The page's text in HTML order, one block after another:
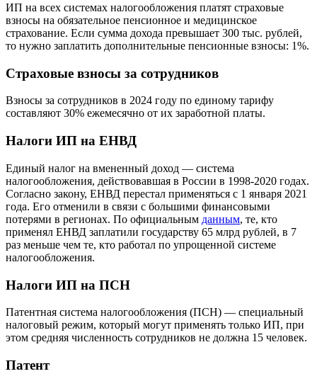
ИП на всех системах налогообложения платят страховые
взносы на обязательное пенсионное и медицинское
страхование. Если сумма дохода превышает 300 тыс. рублей,
то нужно заплатить дополнительные пенсионные взносы: 1%.
Страховые взносы за сотрудников
Взносы за сотрудников в 2024 году по единому тарифу
составляют 30% ежемесячно от их заработной платы.
Налоги ИП на ЕНВД
Единый налог на вмененный доход — система
налогообложения, действовавшая в России в 1998-2020 годах.
Согласно закону, ЕНВД перестал применяться с 1 января 2021
года. Его отменили в связи с большими финансовыми
потерями в регионах. По официальным данным, те, кто
применял ЕНВД заплатили государству 65 млрд рублей, в 7
раз меньше чем те, кто работал по упрощенной системе
налогообложения.
Налоги ИП на ПСН
Патентная система налогообложения (ПСН) — специальный
налоговый режим, который могут применять только ИП, при
этом средняя численность сотрудников не должна 15 человек.
Патент